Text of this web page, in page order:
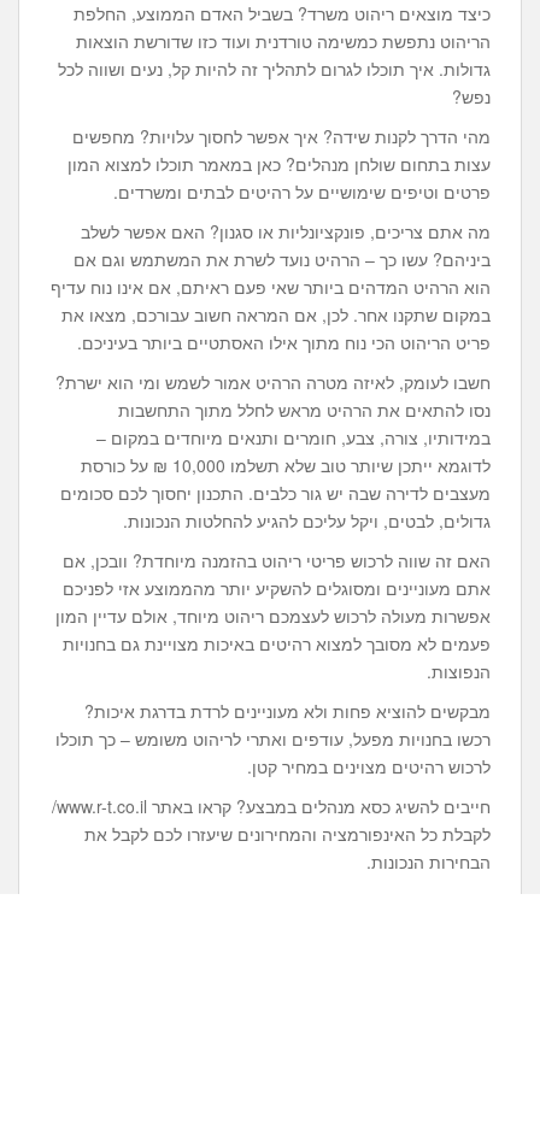
כיצד מוצאים ריהוט משרד? בשביל האדם הממוצע, החלפת
הריהוט נתפשת כמשימה טורדנית ועוד כזו שדורשת הוצאות
גדולות. איך תוכלו לגרום לתהליך זה להיות קל, נעים ושווה לכל
נפש?
מהי הדרך לקנות שידה? איך אפשר לחסוך עלויות? מחפשים
עצות בתחום שולחן מנהלים? כאן במאמר תוכלו למצוא המון
פרטים וטיפים שימושיים על רהיטים לבתים ומשרדים.
מה אתם צריכים, פונקציונליות או סגנון? האם אפשר לשלב
ביניהם? עשו כך – הרהיט נועד לשרת את המשתמש וגם אם
הוא הרהיט המדהים ביותר שאי פעם ראיתם, אם אינו נוח עדיף
במקום שתקנו אחר. לכן, אם המראה חשוב עבורכם, מצאו את
פריט הריהוט הכי נוח מתוך אילו האסתטיים ביותר בעיניכם.
חשבו לעומק, לאיזה מטרה הרהיט אמור לשמש ומי הוא ישרת?
נסו להתאים את הרהיט מראש לחלל מתוך התחשבות
במידותיו, צורה, צבע, חומרים ותנאים מיוחדים במקום –
לדוגמא ייתכן שיותר טוב שלא תשלמו 10,000 ₪ על כורסת
מעצבים לדירה שבה יש גור כלבים. התכנון יחסוך לכם סכומים
גדולים, לבטים, ויקל עליכם להגיע להחלטות הנכונות.
האם זה שווה לרכוש פריטי ריהוט בהזמנה מיוחדת? וובכן, אם
אתם מעוניינים ומסוגלים להשקיע יותר מהממוצע אזי לפניכם
אפשרות מעולה לרכוש לעצמכם ריהוט מיוחד, אולם עדיין המון
פעמים לא מסובך למצוא רהיטים באיכות מצויינת גם בחנויות
הנפוצות.
מבקשים להוציא פחות ולא מעוניינים לרדת בדרגת איכות?
רכשו בחנויות מפעל, עודפים ואתרי לריהוט משומש – כך תוכלו
לרכוש רהיטים מצוינים במחיר קטן.
חייבים להשיג כסא מנהלים במבצע? קראו באתר www.r-t.co.il/
לקבלת כל האינפורמציה והמחירונים שיעזרו לכם לקבל את
הבחירות הנכונות.